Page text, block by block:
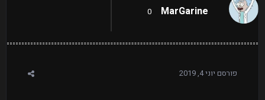
MarGarine
0
פורסם יוני 4, 2019